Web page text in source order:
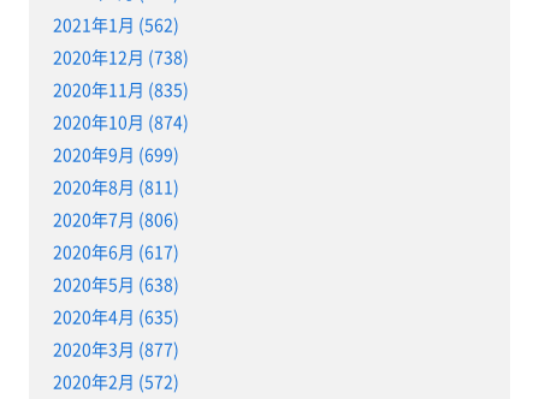
2021年1月 (562)
2020年12月 (738)
2020年11月 (835)
2020年10月 (874)
2020年9月 (699)
2020年8月 (811)
2020年7月 (806)
2020年6月 (617)
2020年5月 (638)
2020年4月 (635)
2020年3月 (877)
2020年2月 (572)